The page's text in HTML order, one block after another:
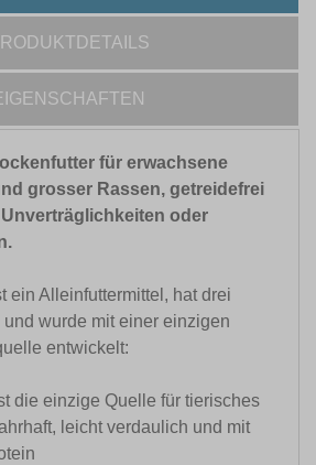
für erwachsene
grosser Rassen, getreidefrei
oder
ein Alleinfuttermittel, hat drei
wurde mit einer einzigen
entwickelt:
die einzige Quelle für tierisches
leicht verdaulich und mit